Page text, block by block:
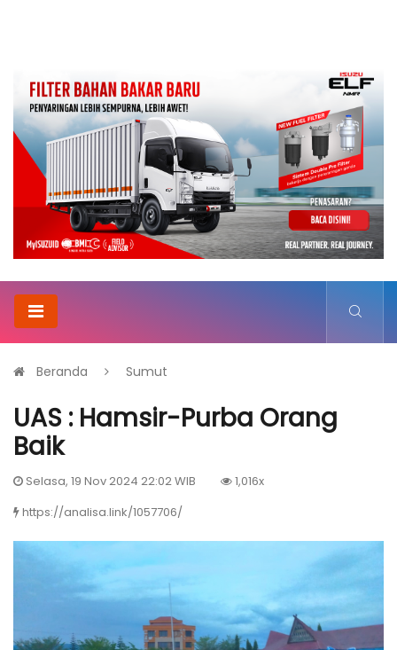
Beranda Sumut
UAS : Hamsir-Purba Orang
Baik
Selasa, 19 Nov 2024 22:02 WIB
1,016x
https://analisa.link/1057706/